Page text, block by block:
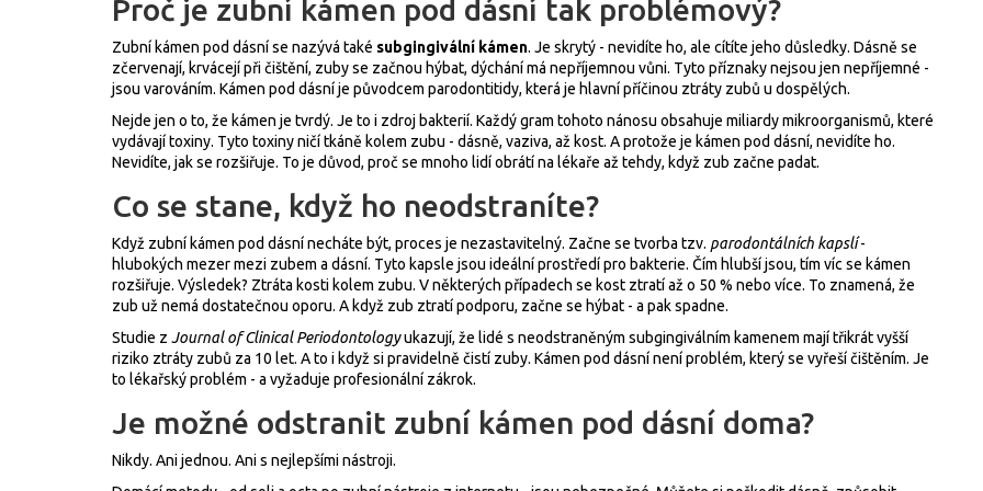
Proč je zubní kámen pod dásní tak problémový?
Zubní kámen pod dásní se nazývá také subgingivální kámen. Je skrytý - nevidíte ho, ale cítíte jeho důsledky. Dásně se
zčervenají, krvácejí při čištění, zuby se začnou hýbat, dýchání má nepříjemnou vůni. Tyto příznaky nejsou jen nepříjemné -
jsou varováním. Kámen pod dásní je původcem parodontitidy, která je hlavní příčinou ztráty zubů u dospělých.
Nejde jen o to, že kámen je tvrdý. Je to i zdroj bakterií. Každý gram tohoto nánosu obsahuje miliardy mikroorganismů, které
vydávají toxiny. Tyto toxiny ničí tkáně kolem zubu - dásně, vaziva, až kost. A protože je kámen pod dásní, nevidíte ho.
Nevidíte, jak se rozšiřuje. To je důvod, proč se mnoho lidí obrátí na lékaře až tehdy, když zub začne padat.
Co se stane, když ho neodstraníte?
Když zubní kámen pod dásní necháte být, proces je nezastavitelný. Začne se tvorba tzv. parodontálních kapslí-
hlubokých mezer mezi zubem a dásní. Tyto kapsle jsou ideální prostředí pro bakterie. Čím hlubší jsou, tím víc se kámen
rozšiřuje. Výsledek? Ztráta kosti kolem zubu. V některých případech se kost ztratí až o 50 % nebo více. To znamená, že
zub už nemá dostatečnou oporu. A když zub ztratí podporu, začne se hýbat - a pak spadne.
Studie z Journal of Clinical Periodontologyukazují, že lidé s neodstraněným subgingiválním kamenem mají třikrát vyšší
riziko ztráty zubů za 10 let. A to i když si pravidelně čistí zuby. Kámen pod dásní není problém, který se vyřeší čištěním. Je
to lékařský problém - a vyžaduje profesionální zákrok.
Je možné odstranit zubní kámen pod dásní doma?
Nikdy. Ani jednou. Ani s nejlepšími nástroji.